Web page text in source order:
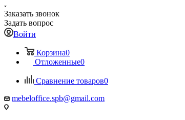
Заказать звонок
Задать вопрос
Войти
Корзина0
Отложенные0
Сравнение товаров0
mebeloffice.spb@gmail.com